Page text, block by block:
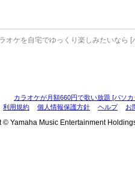
オケを自宅でゆっくり楽しみたいなら [
カラオケが月額660円で歌い放題 [パソ
利用規約 個人情報保護方針 ヘルプ お
© Yamaha Music Entertainment